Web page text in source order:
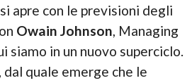
apre con le previsioni degli
Owain Johnson, Managing
siamo in un nuovo superciclo.
dal quale emerge che le